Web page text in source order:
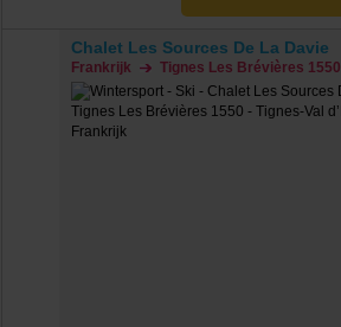
Chalet Les Sources De La Davie
Frankrijk Tignes Les Brévières 1550